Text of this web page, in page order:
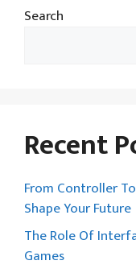
Search
Recent
From Controller
Shape Your Future
The Role Of
Games